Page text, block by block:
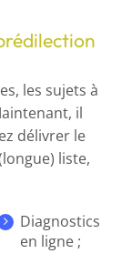
les sujets à
il
délivrer le
liste,
Diagnostics
en ligne ;